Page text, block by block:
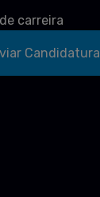
carreira
Candidatura